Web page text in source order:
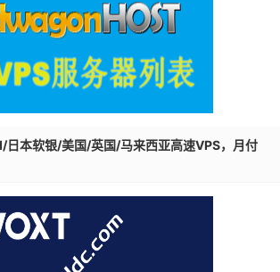
本软银/美国/英国/马来西亚高速VPS，月付